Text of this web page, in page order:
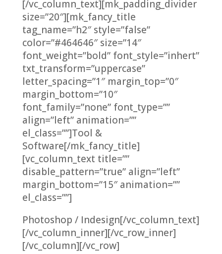
[/vc_column_text][mk_padding_divider
size=”20″][mk_fancy_title
tag_name=”h2″ style=”false”
color=”#464646″ size=”14″
font_weight=”bold” font_style=”inhert”
txt_transform=”uppercase”
letter_spacing=”1″ margin_top=”0″
margin_bottom=”10″
font_family=”none” font_type=””
align=”left” animation=””
el_class=””]Tool &
Software[/mk_fancy_title]
[vc_column_text title=””
disable_pattern=”true” align=”left”
margin_bottom=”15″ animation=””
el_class=””]
Photoshop / Indesign[/vc_column_text]
[/vc_column_inner][/vc_row_inner]
[/vc_column][/vc_row]